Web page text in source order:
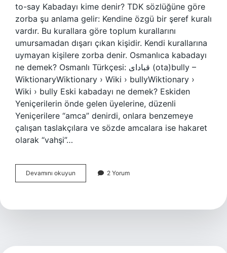
to-say Kabadayı kime denir? TDK sözlüğüne göre
zorba şu anlama gelir: Kendine özgü bir şeref kuralı
vardır. Bu kurallara göre toplum kurallarını
umursamadan dışarı çıkan kişidir. Kendi kurallarına
uymayan kişilere zorba denir. Osmanlıca kabadayı
ne demek? Osmanlı Türkçesi: قبادای‎ (ota)bully –
WiktionaryWiktionary › Wiki › bullyWiktionary ›
Wiki › bully Eski kabadayı ne demek? Eskiden
Yeniçerilerin önde gelen üyelerine, düzenli
Yeniçerilere “amca” denirdi, onlara benzemeye
çalışan taslakçılara ve sözde amcalara ise hakaret
olarak “vahşi”…
Devamını okuyun
Dayı
2 Yorum